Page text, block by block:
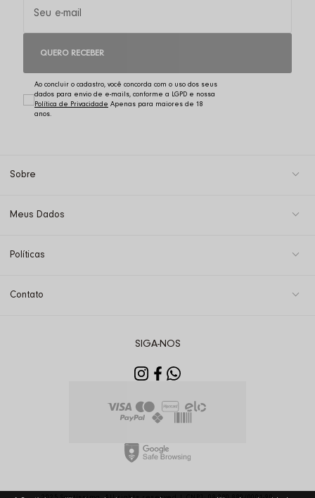
QUERO RECEBER
Ao concluir o cadastro, você concorda com o uso dos seus
dados para envio de e-mails, conforme a LGPD e nossa
Política de Privacidade
Sobre
Meus Dados
Políticas
Contato
SIGA-NOS